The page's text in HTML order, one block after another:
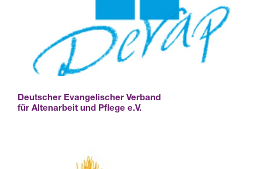
Deutscher Evangelischer Verband
für Altenarbeit und Pflege e.V.